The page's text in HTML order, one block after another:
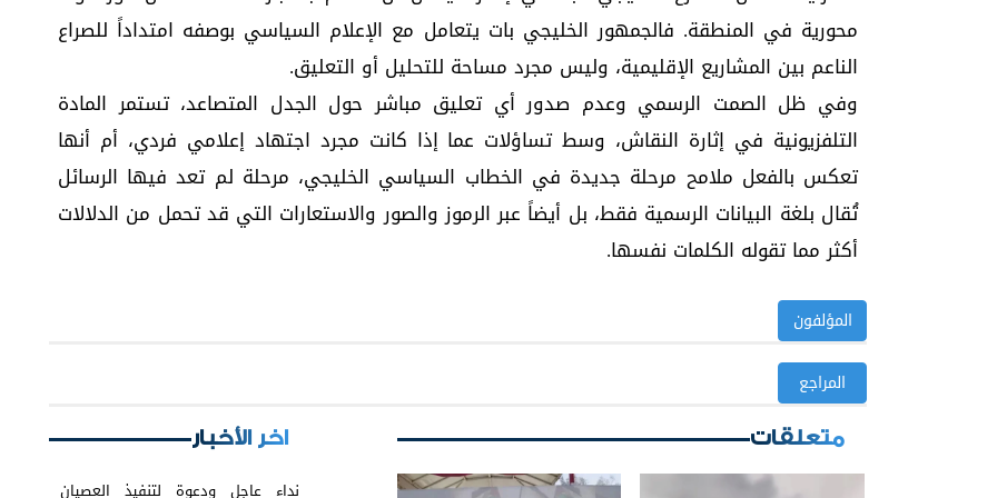
محورية في المنطقة. فالجمهور الخليجي بات يتعامل مع الإعلام السياسي بوصفه امتداداً للصراع
الناعم بين المشاريع الإقليمية، وليس مجرد مساحة للتحليل أو التعليق.
وفي ظل الصمت الرسمي وعدم صدور أي تعليق مباشر حول الجدل المتصاعد، تستمر المادة
التلفزيونية في إثارة النقاش، وسط تساؤلات عما إذا كانت مجرد اجتهاد إعلامي فردي، أم أنها
تعكس بالفعل ملامح مرحلة جديدة في الخطاب السياسي الخليجي، مرحلة لم تعد فيها الرسائل
تُقال بلغة البيانات الرسمية فقط، بل أيضاً عبر الرموز والصور والاستعارات التي قد تحمل من الدلالات
أكثر مما تقوله الكلمات نفسها.
المؤلفون
المراجع
متعلقات اخر الأخبار
نداء عاجل ودعوة لتنفيذ العصيان